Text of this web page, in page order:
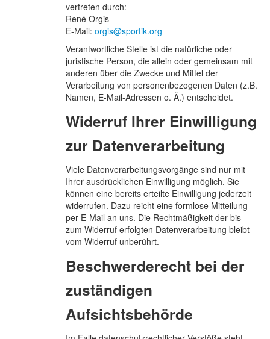
vertreten durch:
René Orgis
E-Mail: orgis@sportik.org
Verantwortliche Stelle ist die natürliche oder
juristische Person, die allein oder gemeinsam mit
anderen über die Zwecke und Mittel der
Verarbeitung von personenbezogenen Daten (z.B.
Namen, E-Mail-Adressen o. Ä.) entscheidet.
Widerruf Ihrer Einwilligung
zur Datenverarbeitung
Viele Datenverarbeitungsvorgänge sind nur mit
Ihrer ausdrücklichen Einwilligung möglich. Sie
können eine bereits erteilte Einwilligung jederzeit
widerrufen. Dazu reicht eine formlose Mitteilung
per E-Mail an uns. Die Rechtmäßigkeit der bis
zum Widerruf erfolgten Datenverarbeitung bleibt
vom Widerruf unberührt.
Beschwerderecht bei der
zuständigen
Aufsichtsbehörde